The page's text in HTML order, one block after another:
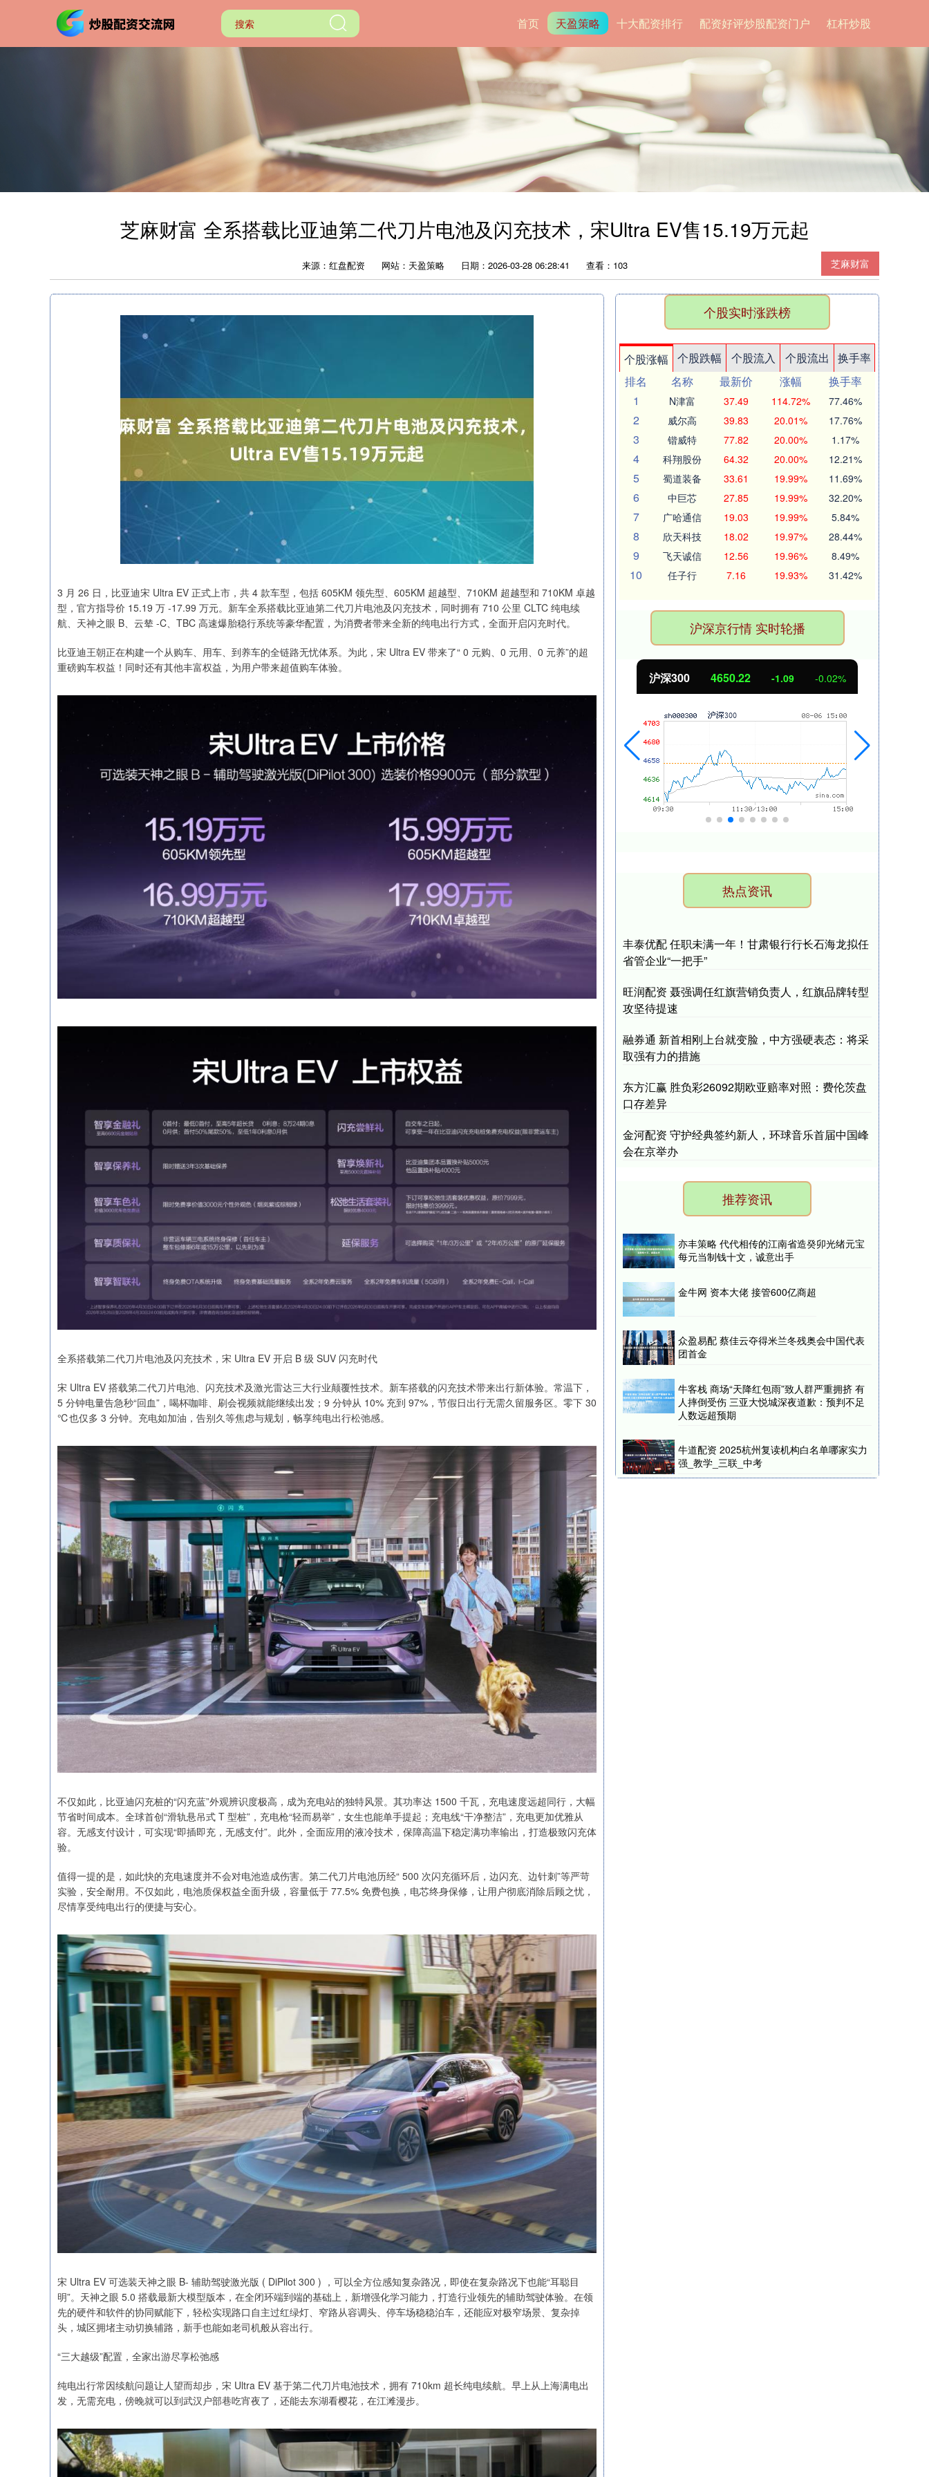
首页 天盈策略 十大配资排行 配资好评炒股配资门户 杠杆炒股
芝麻财富 全系搭载比亚迪第二代刀片电池及闪充技术，宋Ultra EV售15.19万元起
芝麻财富
来源：红盘配资 网站：天盈策略 日期：2026-03-28 06:28:41 查看：103
3 月 26 日，比亚迪宋 Ultra EV 正式上市，共 4 款车型，包括 605KM 领先型、605KM 超越型、710KM 超越型和 710KM 卓越
型，官方指导价 15.19 万 -17.99 万元。新车全系搭载比亚迪第二代刀片电池及闪充技术，同时拥有 710 公里 CLTC 纯电续
航、天神之眼 B、云辇 -C、TBC 高速爆胎稳行系统等豪华配置，为消费者带来全新的纯电出行方式，全面开启闪充时代。
比亚迪王朝正在构建一个从购车、用车、到养车的全链路无忧体系。为此，宋 Ultra EV 带来了“ 0 元购、0 元用、0 元养”的超
重磅购车权益！同时还有其他丰富权益，为用户带来超值购车体验。
全系搭载第二代刀片电池及闪充技术，宋 Ultra EV 开启 B 级 SUV 闪充时代
宋 Ultra EV 搭载第二代刀片电池、闪充技术及激光雷达三大行业颠覆性技术。新车搭载的闪充技术带来出行新体验。常温下，
5 分钟电量告急秒“回血”，喝杯咖啡、刷会视频就能继续出发；9 分钟从 10% 充到 97%，节假日出行无需久留服务区。零下 30
℃也仅多 3 分钟。充电如加油，告别久等焦虑与规划，畅享纯电出行松弛感。
不仅如此，比亚迪闪充桩的“闪充蓝”外观辨识度极高，成为充电站的独特风景。其功率达 1500 千瓦，充电速度远超同行，大幅
节省时间成本。全球首创“滑轨悬吊式 T 型桩”，充电枪“轻而易举”，女生也能单手提起；充电线“干净整洁”，充电更加优雅从
容。无感支付设计，可实现“即插即充，无感支付”。此外，全面应用的液冷技术，保障高温下稳定满功率输出，打造极致闪充体
验。
值得一提的是，如此快的充电速度并不会对电池造成伤害。第二代刀片电池历经“ 500 次闪充循环后，边闪充、边针刺”等严苛
实验，安全耐用。不仅如此，电池质保权益全面升级，容量低于 77.5% 免费包换，电芯终身保修，让用户彻底消除后顾之忧，
尽情享受纯电出行的便捷与安心。
宋 Ultra EV 可选装天神之眼 B- 辅助驾驶激光版 ( DiPilot 300 ) ，可以全方位感知复杂路况，即使在复杂路况下也能“耳聪目
明”。天神之眼 5.0 搭载最新大模型版本，在全闭环端到端的基础上，新增强化学习能力，打造行业领先的辅助驾驶体验。在领
先的硬件和软件的协同赋能下，轻松实现路口自主过红绿灯、窄路从容调头、停车场稳稳泊车，还能应对极窄场景、复杂掉
头，城区拥堵主动切换辅路，新手也能如老司机般从容出行。
“三大越级”配置，全家出游尽享松弛感
纯电出行常因续航问题让人望而却步，宋 Ultra EV 基于第二代刀片电池技术，拥有 710km 超长纯电续航。早上从上海满电出
发，无需充电，傍晚就可以到武汉户部巷吃宵夜了，还能去东湖看樱花，在江滩漫步。
个股实时涨跌榜
个股涨幅 个股跌幅 个股流入 个股流出
换手率
排名
名称 最新价 涨幅
换手率
1
N津富 37.49 114.72% 77.46%
2 威尔高 39.83 20.01% 17.76%
3 锴威特 77.82 20.00% 1.17%
4 科翔股份 64.32 20.00% 12.21%
5 蜀道装备 33.61 19.99% 11.69%
6 中巨芯 27.85 19.99% 32.20%
7 广哈通信 19.03 19.99% 5.84%
8 欣天科技 18.02 19.97% 28.44%
9 飞天诚信 12.56 19.96% 8.49%
10 任子行 7.16 19.93% 31.42%
沪深京行情 实时轮播
深证成指 0.00 北证50 1122.88 0.00 0.00%
热点资讯
丰泰优配 任职未满一年！甘肃银行行长石海龙拟任
省管企业“一把手”
旺润配资 聂强调任红旗营销负责人，红旗品牌转型
攻坚待提速
融券通 新首相刚上台就变脸，中方强硬表态：将采
取强有力的措施
东方汇赢 胜负彩26092期欧亚赔率对照：费伦茨盘
口存差异
金河配资 守护经典签约新人，环球音乐首届中国峰
会在京举办
推荐资讯
亦丰策略 代代相传的江南省造癸卯光绪元宝
每元当制钱十文，诚意出手
金牛网 资本大佬 接管600亿商超
众盈易配 蔡佳云夺得米兰冬残奥会中国代表
团首金
牛客栈 商场“天降红包雨”致人群严重拥挤 有
人摔倒受伤 三亚大悦城深夜道歉：预判不足
人数远超预期
牛道配资 2025杭州复读机构白名单哪家实力
强_教学_三联_中考